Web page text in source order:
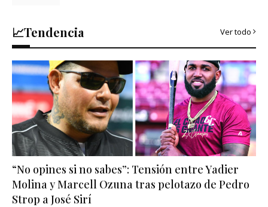
📈Tendencia Ver todo
“No opines si no sabes”: Tensión entre Yadier
Molina y Marcell Ozuna tras pelotazo de Pedro
Strop a José Sirí